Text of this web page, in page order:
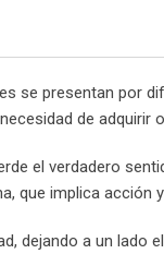
se presentan por
de adquirir
el verdadero
que implica acción
dejando a un lado